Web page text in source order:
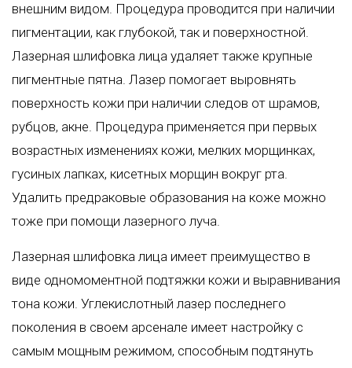
внешним видом. Процедура проводится при наличии
пигментации, как глубокой, так и поверхностной.
Лазерная шлифовка лица удаляет также крупные
пигментные пятна. Лазер помогает выровнять
поверхность кожи при наличии следов от шрамов,
рубцов, акне. Процедура применяется при первых
возрастных изменениях кожи, мелких морщинках,
гусиных лапках, кисетных морщин вокруг рта.
Удалить предраковые образования на коже можно
тоже при помощи лазерного луча.
Лазерная шлифовка лица имеет преимущество в
виде одномоментной подтяжки кожи и выравнивания
тона кожи. Углекислотный лазер последнего
поколения в своем арсенале имеет настройку с
самым мощным режимом, способным подтянуть